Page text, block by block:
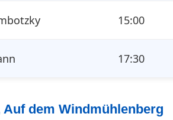
15:00
17:30
dem Windmühlenberg